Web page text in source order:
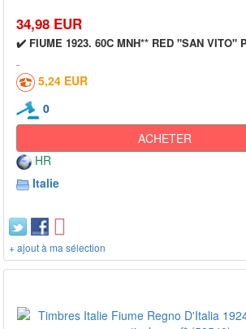
34,98 EUR
✔️ FIUME 1923. 60C MNH** RED "SAN VITO"
5,24 EUR
0
ACHETER
HR
Italie
+ ajout à ma sélection